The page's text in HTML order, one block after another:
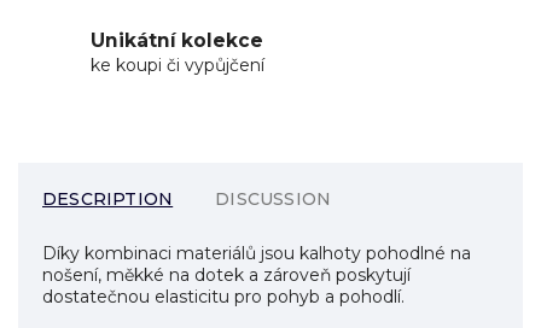
Unikátní kolekce
ke koupi či vypůjčení
DESCRIPTION DISCUSSION
Díky kombinaci materiálů jsou kalhoty pohodlné na
nošení, měkké na dotek a zároveň poskytují
dostatečnou elasticitu pro pohyb a pohodlí.